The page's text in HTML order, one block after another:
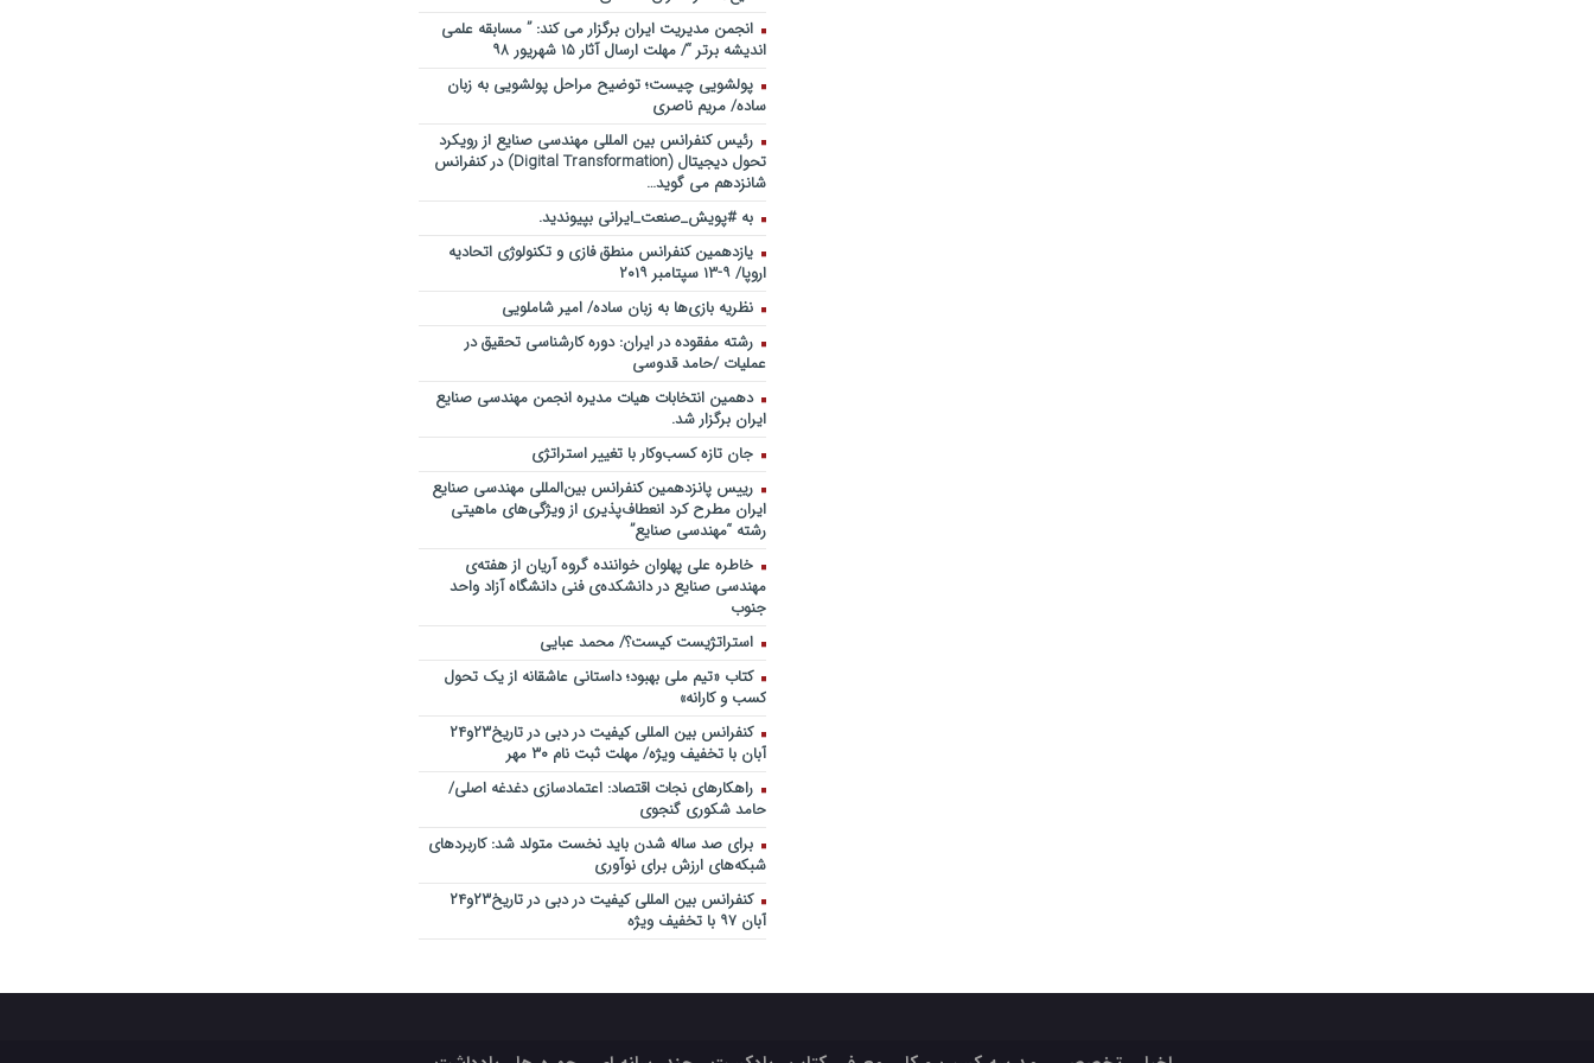
انجمن مدیریت ایران برگزار می کند: ” مسابقه علمی
اندیشه برتر “/ مهلت ارسال آثار ۱۵ شهریور ۹۸
پولشویی چیست؛ توضیح مراحل پولشویی به زبان
ساده/ مریم ناصری
رئیس کنفرانس بین المللی مهندسی صنایع از رویکرد
تحول دیجیتال (Digital Transformation) در کنفرانس
شانزدهم می گوید…
به #پویش_صنعت_ایرانی بپیوندید.
یازدهمین کنفرانس منطق فازی و تکنولوژی اتحادیه
اروپا/ ۹-۱۳ سپتامبر ۲۰۱۹
نظریه بازی‌ها به زبان ساده/ امیر شاملویی
رشته مفقوده در ایران: دوره کارشناسی تحقیق در
عملیات /حامد قدوسی
دهمین انتخابات هیات مدیره انجمن مهندسی صنایع
ایران برگزار شد.
جان تازه کسب‌وکار با تغییر استراتژی
رییس پانزدهمین کنفرانس بین‌المللی مهندسی صنایع
ایران مطرح کرد انعطاف‌پذیری از ویژگی‌های ماهیتی
رشته “مهندسی صنایع”
خاطره علی پهلوان خواننده گروه آریان از هفته‌ی
مهندسی صنایع در دانشکده‌ی فنی دانشگاه آزاد واحد
جنوب
استراتژیست کیست؟‬/ محمد عبایی
کتاب «تیم ملی بهبود؛ داستانی عاشقانه از یک تحول
کسب و کارانه»
کنفرانس بین المللی کیفیت در دبی در تاریخ۲۳و۲۴
آبان با تخفیف ویژه/ مهلت ثبت نام ۳۰ مهر
راهکارهای نجات اقتصاد: اعتمادسازی دغدغه اصلی/
حامد شکوری گنجوی
برای صد ساله شدن باید نخست متولد شد: کاربردهای
شبکه‌های ارزش برای نوآوری
کنفرانس بین المللی کیفیت در دبی در تاریخ۲۳و۲۴
آبان ۹۷ با تخفیف ویژه